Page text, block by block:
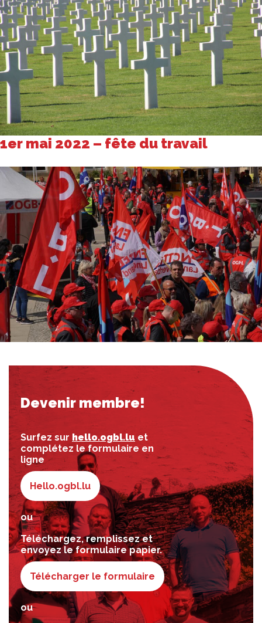
1er mai 2022 – fête du travail
Devenir membre!
Surfez sur hello.ogbl.lu et
complétez le formulaire en
ligne
Hello.ogbl.lu
ou
Téléchargez, remplissez et
envoyez le formulaire papier.
Télécharger le formulaire
ou